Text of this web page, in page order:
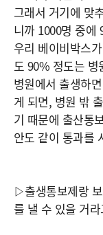
그래서 거기에 맞
니까 1000명 중에
우리 베이비박스
도 90% 정도는 병
병원에서 출생하
게 되면, 병원 밖
기 때문에 출산통
안도 같이 통과를
▷출생통보제랑
를 낼 수 있을 거